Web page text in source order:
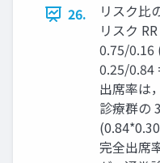
26.
リスク比
リスク
0.75/
0.25/0.84
出席率は
診療群の
完全出席